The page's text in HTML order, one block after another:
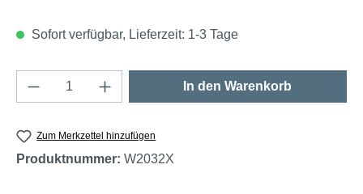
Sofort verfügbar, Lieferzeit: 1-3 Tage
Produkt Anzahl: Gib den gewünschten
In den Warenkorb
Zum Merkzettel hinzufügen
Produktnummer: W2032X